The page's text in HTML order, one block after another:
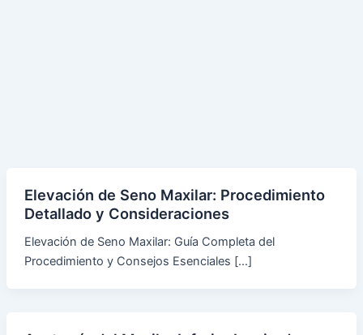
Elevación de Seno Maxilar: Procedimiento
Detallado y Consideraciones
Elevación de Seno Maxilar: Guía Completa del
Procedimiento y Consejos Esenciales […]